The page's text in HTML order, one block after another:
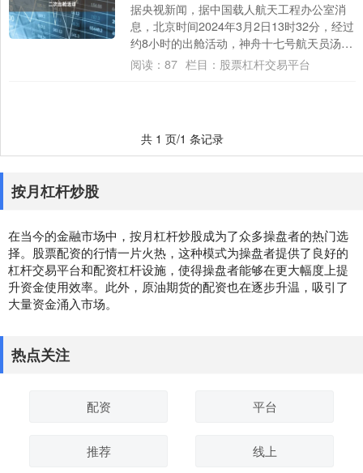
据央视新闻，据中国载人航天工程办公室消
息，北京时间2024年3月2日13时32分，经过
约8小时的出舱活动，神舟十七号航天员汤洪
波、唐胜杰、江新林密切协同，在空间....
阅读： 87 栏目： 股票杠杆交易平台
共 1 页/1 条记录
按月杠杆炒股
在当今的金融市场中，按月杠杆炒股成为了众多操盘者的热门选
择。股票配资的行情一片火热，这种模式为操盘者提供了良好的
杠杆交易平台和配资杠杆设施，使得操盘者能够在更大幅度上提
升资金使用效率。此外，原油期货的配资也在逐步升温，吸引了
大量资金涌入市场。
热点关注
配资 平台
推荐 线上